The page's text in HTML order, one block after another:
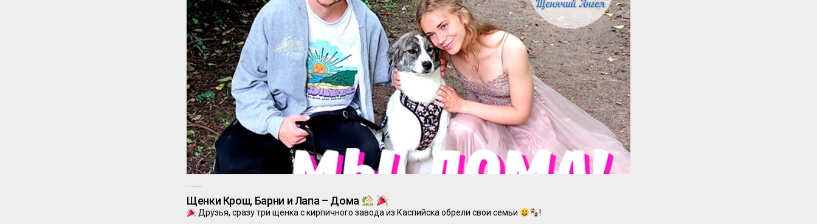
Щенки Крош, Барни и Лапа – Дома
Друзья, сразу три щенка с кирпичного завода из Каспийска обрели свои семьи !